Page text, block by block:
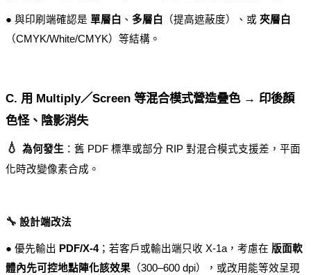
● 與印刷端確認是 單層白 、 多層白 （提高遮蔽度）、或 夾層白
（CMYK/White/CMYK）等結構。
C. 用 Multiply／Screen 等混合模式營造疊色 → 印後顏
色怪、陰影消失
💧 為何發生 ：舊 PDF 標準或部分 RIP 對混合模式支援差，平面
化時改變像素合成。
🔧 設計端改法
● 優先輸出 PDF/X-4；若客戶或輸出端只收 X-1a，考慮在 版面軟
體內先可控地點陣化該效果 （300–600 dpi），或改用能等效呈現